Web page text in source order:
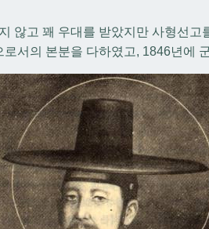
않고 꽤 우대를 받았지만 사형선고
서의 본분을 다하였고, 1846년에